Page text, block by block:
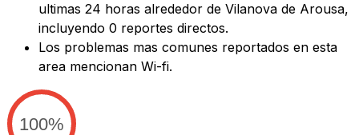
ultimas 24 horas alrededor de Vilanova de Arousa,
incluyendo 0 reportes directos.
Los problemas mas comunes reportados en esta
area mencionan Wi-fi.
100%